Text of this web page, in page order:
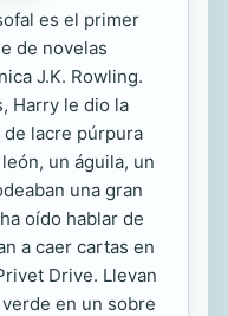
es el primer
de novelas
J.K. Rowling.
Harry le dio la
lacre púrpura
un águila, un
una gran
oído hablar de
a caer cartas en
Drive. Llevan
en un sobre